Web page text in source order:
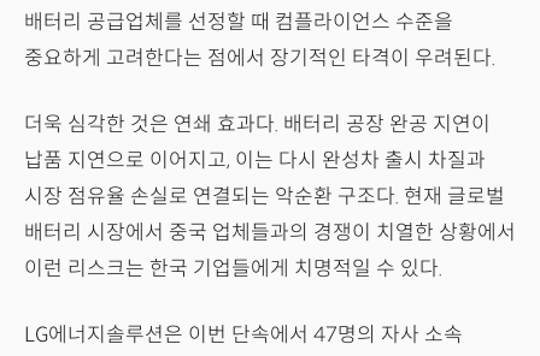
배터리 공급업체를 선정할 때 컴플라이언스 수준을
중요하게 고려한다는 점에서 장기적인 타격이 우려된다.
더욱 심각한 것은 연쇄 효과다. 배터리 공장 완공 지연이
납품 지연으로 이어지고, 이는 다시 완성차 출시 차질과
시장 점유율 손실로 연결되는 악순환 구조다. 현재 글로벌
배터리 시장에서 중국 업체들과의 경쟁이 치열한 상황에서
이런 리스크는 한국 기업들에게 치명적일 수 있다.
LG에너지솔루션은 이번 단속에서 47명의 자사 소속